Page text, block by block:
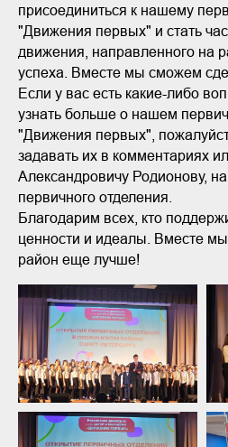
присоединиться к нашему
"Движения первых" и стать
движения, направленного на
успеха. Вместе мы сможем
Если у вас есть какие-либо
узнать больше о нашем
"Движения первых",
задавать их в комментариях
Александровичу Родионову,
первичного отделения.
Благодарим всех, кто
ценности и идеалы. Вместе
район еще лучше!